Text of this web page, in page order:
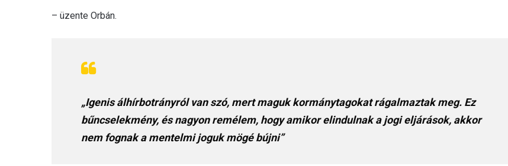
– üzente Orbán.
„Igenis álhírbotrányról van szó, mert maguk kormánytagokat rágalmaztak meg. Ez
bűncselekmény, és nagyon remélem, hogy amikor elindulnak a jogi eljárások, akkor
nem fognak a mentelmi joguk mögé bújni”